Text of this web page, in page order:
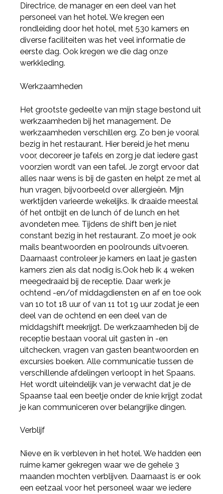
Directrice, de manager en een deel van het
personeel van het hotel. We kregen een
rondleiding door het hotel, met 530 kamers en
diverse faciliteiten was het veel informatie de
eerste dag. Ook kregen we die dag onze
werkkleding.
Werkzaamheden
Het grootste gedeelte van mijn stage bestond uit
werkzaamheden bij het management. De
werkzaamheden verschillen erg. Zo ben je vooral
bezig in het restaurant. Hier bereid je het menu
voor, decoreer je tafels en zorg je dat iedere gast
voorzien wordt van een tafel. Je zorgt ervoor dat
alles naar wens is bij de gasten en helpt ze met al
hun vragen, bijvoorbeeld over allergieën. Mijn
werktijden varieerde wekelijks. Ik draaide meestal
óf het ontbijt en de lunch óf de lunch en het
avondeten mee. Tijdens de shift ben je niet
constant bezig in het restaurant. Zo moet je ook
mails beantwoorden en poolrounds uitvoeren.
Daarnaast controleer je kamers en laat je gasten
kamers zien als dat nodig is.Ook heb ik 4 weken
meegedraaid bij de receptie. Daar werk je
ochtend -en/of middagdiensten en af en toe ook
van 10 tot 18 uur of van 11 tot 19 uur zodat je een
deel van de ochtend en een deel van de
middagshift meekrijgt. De werkzaamheden bij de
receptie bestaan vooral uit gasten in -en
uitchecken, vragen van gasten beantwoorden en
excursies boeken. Alle communicatie tussen de
verschillende afdelingen verloopt in het Spaans.
Het wordt uiteindelijk van je verwacht dat je de
Spaanse taal een beetje onder de knie krijgt zodat
je kan communiceren over belangrijke dingen.
Verblijf
Nieve en ik verbleven in het hotel. We hadden een
ruime kamer gekregen waar we de gehele 3
maanden mochten verblijven. Daarnaast is er ook
een eetzaal voor het personeel waar we iedere